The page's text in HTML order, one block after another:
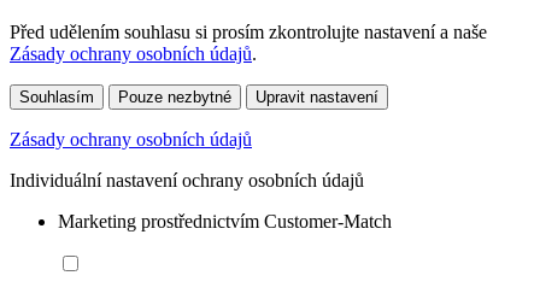
Před udělením souhlasu si prosím zkontrolujte nastavení a naše
Zásady ochrany osobních údajů.
Souhlasím Pouze nezbytné Upravit nastavení
Zásady ochrany osobních údajů
Individuální nastavení ochrany osobních údajů
Marketing prostřednictvím Customer-Match